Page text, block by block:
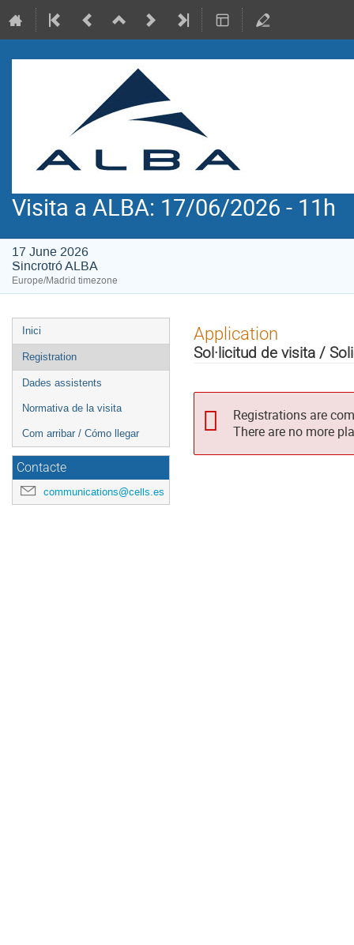
Visita a ALBA: 17/06/2026 - 11h
17 June 2026
Sincrotró ALBA
Europe/Madrid timezone
Event
menu
Inici
Registration
Dades assistents
Normativa de la visita
Com arribar / Cómo llegar
Contacte
communications@cells.es
Application
Sol·licitud de visita /
Registrations are
There are no more